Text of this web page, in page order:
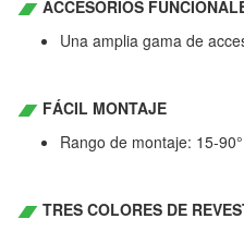
ACCESORIOS
Una amplia gama de
FÁCIL MONTAJE
Rango de montaje: 15-
TRES COLORES DE